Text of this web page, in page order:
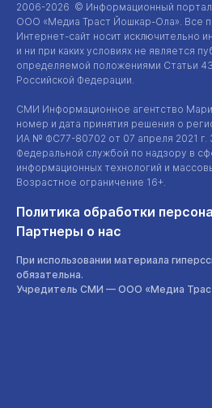
2006-2026 © Информационный портал
ООО «Медиа Траст Йошкар-Ола». Все
Интернет-сайт носит исключительно
и ни при каких условиях не является
определяемой положениями Статьи
Российской Федерации.
СМИ Информационное агентство
номер и дата принятия решения о
ИА № ФС77-80702 от 07 апреля 2021
Федеральной службой по надзору в
информационных технологий и
Возрастное ограничение 16+.
Политика обработки
Партнеры о нас
При использовании материала
обязательна.
Учредитель СМИ — ООО «Медиа